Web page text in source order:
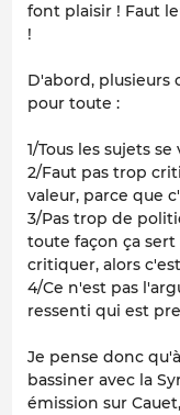
font plaisir ! Faut
!
D'abord, plusieurs
pour toute :
1/Tous les sujets se
2/Faut pas trop
valeur, parce que
3/Pas trop de
toute façon ça sert
critiquer, alors
4/Ce n'est pas
ressenti qui est
Je pense donc
bassiner avec la
émission sur